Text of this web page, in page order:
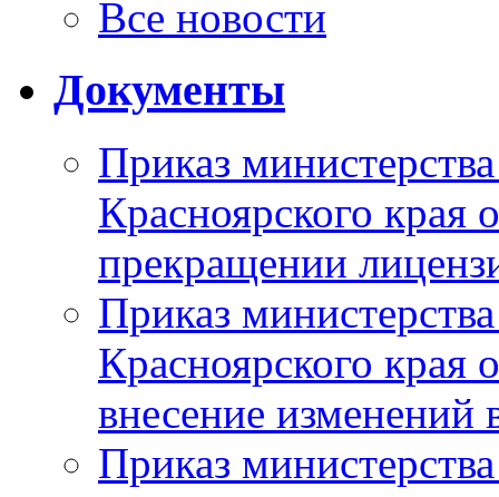
Все новости
Документы
Приказ
Красноярского
прекращении
Приказ
Красноярского
внесение изменений
Приказ